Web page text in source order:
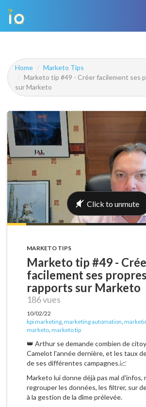
Home
Marketo Tips
Marketo tip #49 - Créer facilement ses
sur Marketo
MARKETO TIPS
Marketo tip #49 -
facilement ses propres
rapports sur Marketo
186 vues
10/02/22
kpi marketing, marketing automation,
marketo, marketo tip
👑 Arthur se demande combien de
Camelot l'année dernière, et les taux
de ses différentes campagnes.📈
Marketo lui donne déjà pas mal d'infos,
regrouper les données, les filtrer, sur
à la gestion de la dîme prélevée.